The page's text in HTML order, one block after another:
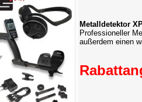
Metalldetektor
Professioneller
außerdem einen